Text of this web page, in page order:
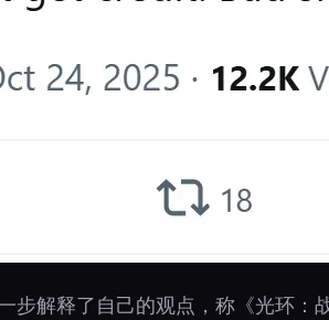
步解释了自己的观点，称《光环：